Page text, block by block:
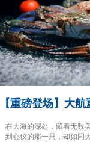
【重磅登场】大
在大海的深处，藏着无数
到心仪的那一只，却如同